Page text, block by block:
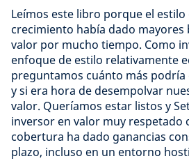
Leímos este libro porque el
crecimiento había dado mayores
valor por mucho tiempo. Como
enfoque de estilo relativamente
preguntamos cuánto más
y si era hora de desempolvar
valor. Queríamos estar listos y
inversor en valor muy respetado
cobertura ha dado ganancias
plazo, incluso en un entorno